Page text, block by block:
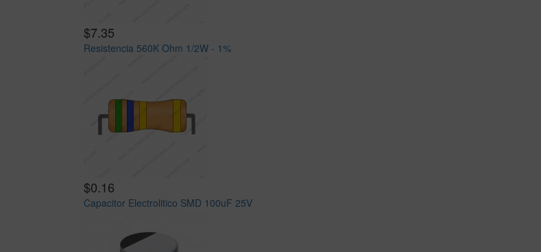
$7.35
Resistencia 560K Ohm 1/2W - 1%
$0.16
Capacitor Electrolitico SMD 100uF 25V